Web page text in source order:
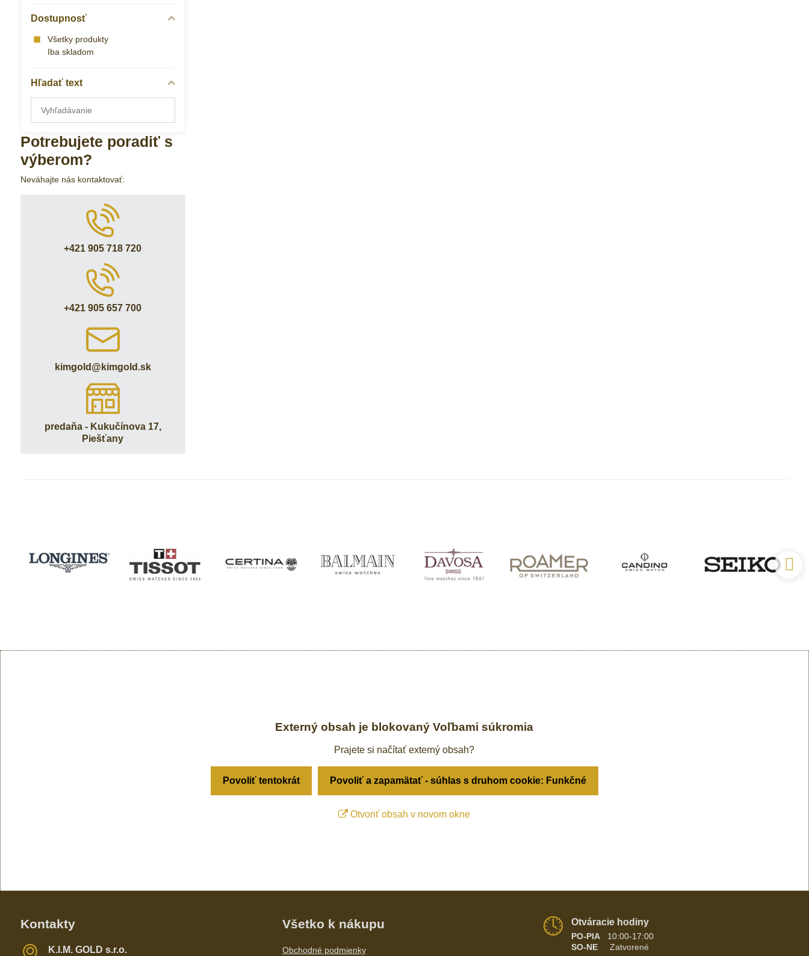
Dostupnosť
Všetky produkty
Iba skladom
Hľadať text
výsledky
fulltextom
Potrebujete poradiť s
výberom?
Neváhajte nás kontaktovať:
+421 905 718 720
+421 905 657 700
kimgold​@kimgold​.sk
predaňa - Kukučínova 17,
Piešťany
Externý obsah je blokovaný Voľbami súkromia
Prajete si načítať externý obsah?
Povoliť tentokrát Povoliť a zapamätať - súhlas s druhom cookie: Funkčné
Otvoriť obsah v novom okne
Kontakty
K​​.I​​.M​​. GOLD s​​.r​​.o​​.
Všetko k nákupu
Obchodné podmienky
Otváracie hodiny
PO-PIA
10:00-17:00
SO-NE Zatvorené